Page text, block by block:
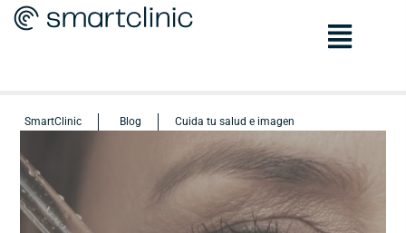
SmartClinic Blog Cuida tu salud e imagen